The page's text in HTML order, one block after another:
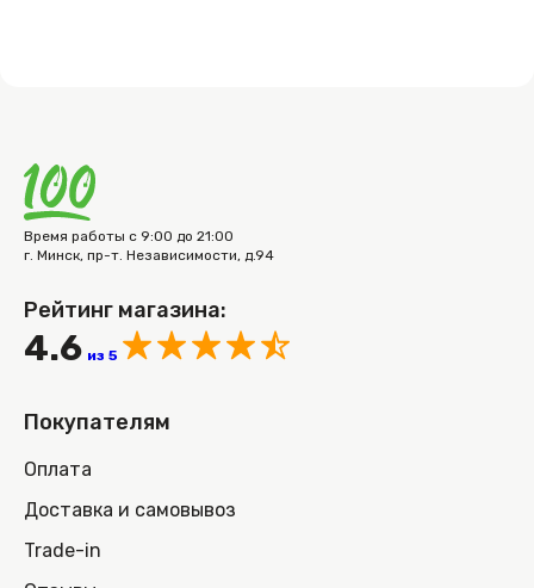
Время работы с 9:00 до 21:00
г. Минск, пр-т. Независимости, д.94
Рейтинг магазина:
4.6 из 5
Покупателям
Оплата
Доставка и самовывоз
Trade-in